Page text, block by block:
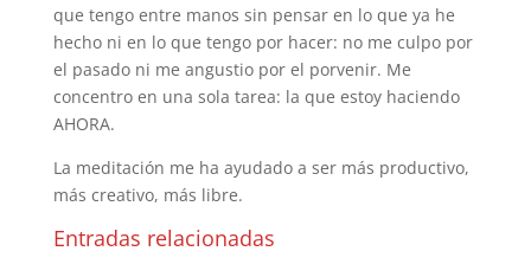
que tengo entre manos sin pensar en lo que ya he
hecho ni en lo que tengo por hacer: no me culpo por
el pasado ni me angustio por el porvenir. Me
concentro en una sola tarea: la que estoy haciendo
AHORA.
La meditación me ha ayudado a ser más productivo,
más creativo, más libre.
Entradas relacionadas